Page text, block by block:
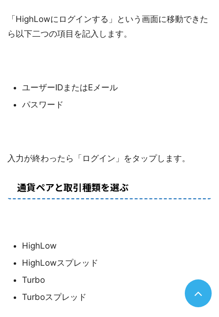
「HighLowにログインする」という画面に移動できた
ら以下二つの項目を記入します。
ユーザーIDまたはEメール
パスワード
入力が終わったら「ログイン」をタップします。
通貨ペアと取引種類を選ぶ
HighLow
HighLowスプレッド
Turbo
Turboスプレッド